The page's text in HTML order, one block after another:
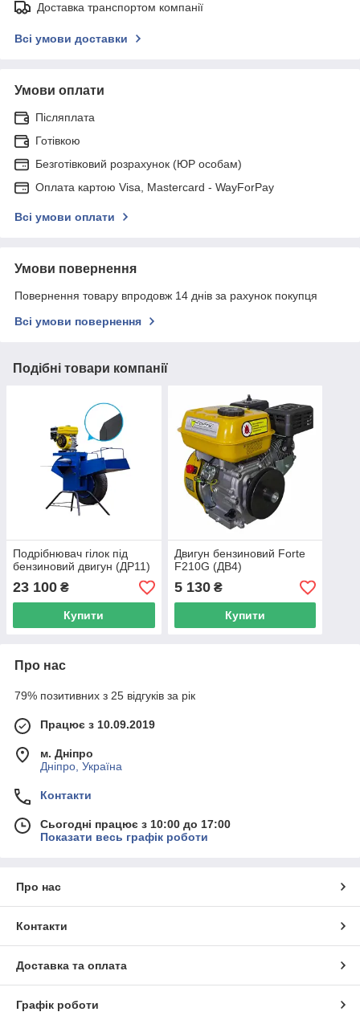
Доставка транспортом компанії
Всі умови доставки
Умови оплати
Післяплата
Готівкою
Безготівковий розрахунок (ЮР особам)
Оплата картою Visa, Mastercard - WayForPay
Всі умови оплати
Умови повернення
Повернення товару впродовж 14 днів за рахунок покупця
Всі умови повернення
Подібні товари компанії
Подрібнювач гілок під
бензиновий двигун (ДР11)
23 100 ₴
Купити
Двигун бензиновий Forte
F210G (ДВ4)
5 130₴
Купити
Про нас
79% позитивних з 25 відгуків за рік
Працює з 10.09.2019
м. Дніпро
Дніпро, Україна
Контакти
Сьогодні працює з 10:00 до 17:00
Показати весь графік роботи
Про нас
Контакти
Доставка та оплата
Графік роботи